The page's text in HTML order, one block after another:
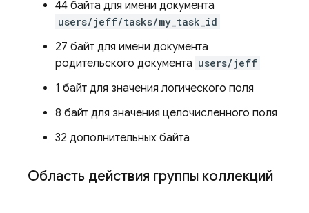
44 байта для имени документа
users/jeff/tasks/my_task_id
27 байт для имени документа
родительского документа users/jeff
1 байт для значения логического поля
8 байт для значения целочисленного поля
32 дополнительных байта
Область действия группы коллекций